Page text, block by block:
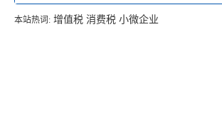
本站热词: 增值税 消费税 小微企业